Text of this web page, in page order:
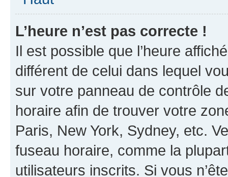
L’heure n’est pas correcte !
Il est possible que l’heure
différent de celui dans lequel
sur votre panneau de contrôle
horaire afin de trouver votre
Paris, New York, Sydney, etc.
fuseau horaire, comme la
utilisateurs inscrits. Si vous